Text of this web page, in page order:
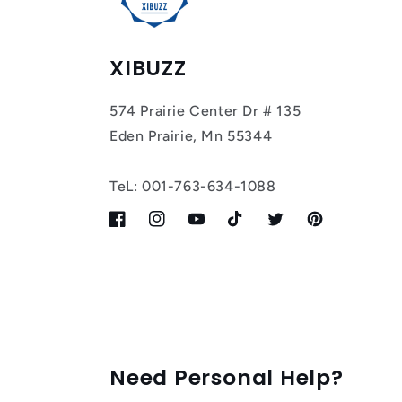
XIBUZZ
574 Prairie Center Dr # 135
Eden Prairie, Mn 55344
TeL: 001-763-634-1088
FacebookInstagramYouTubeTikTok TwitterPinterest
Need Personal Help?